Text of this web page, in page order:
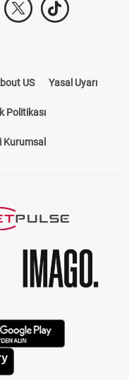
US Yasal Uyarı
Politikası
Kurumsal